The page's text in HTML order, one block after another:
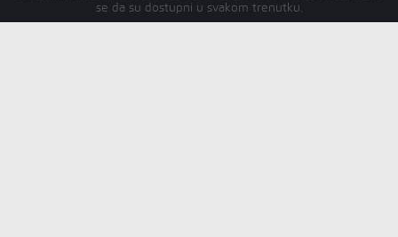
se da su dostupni u svakom trenutku.